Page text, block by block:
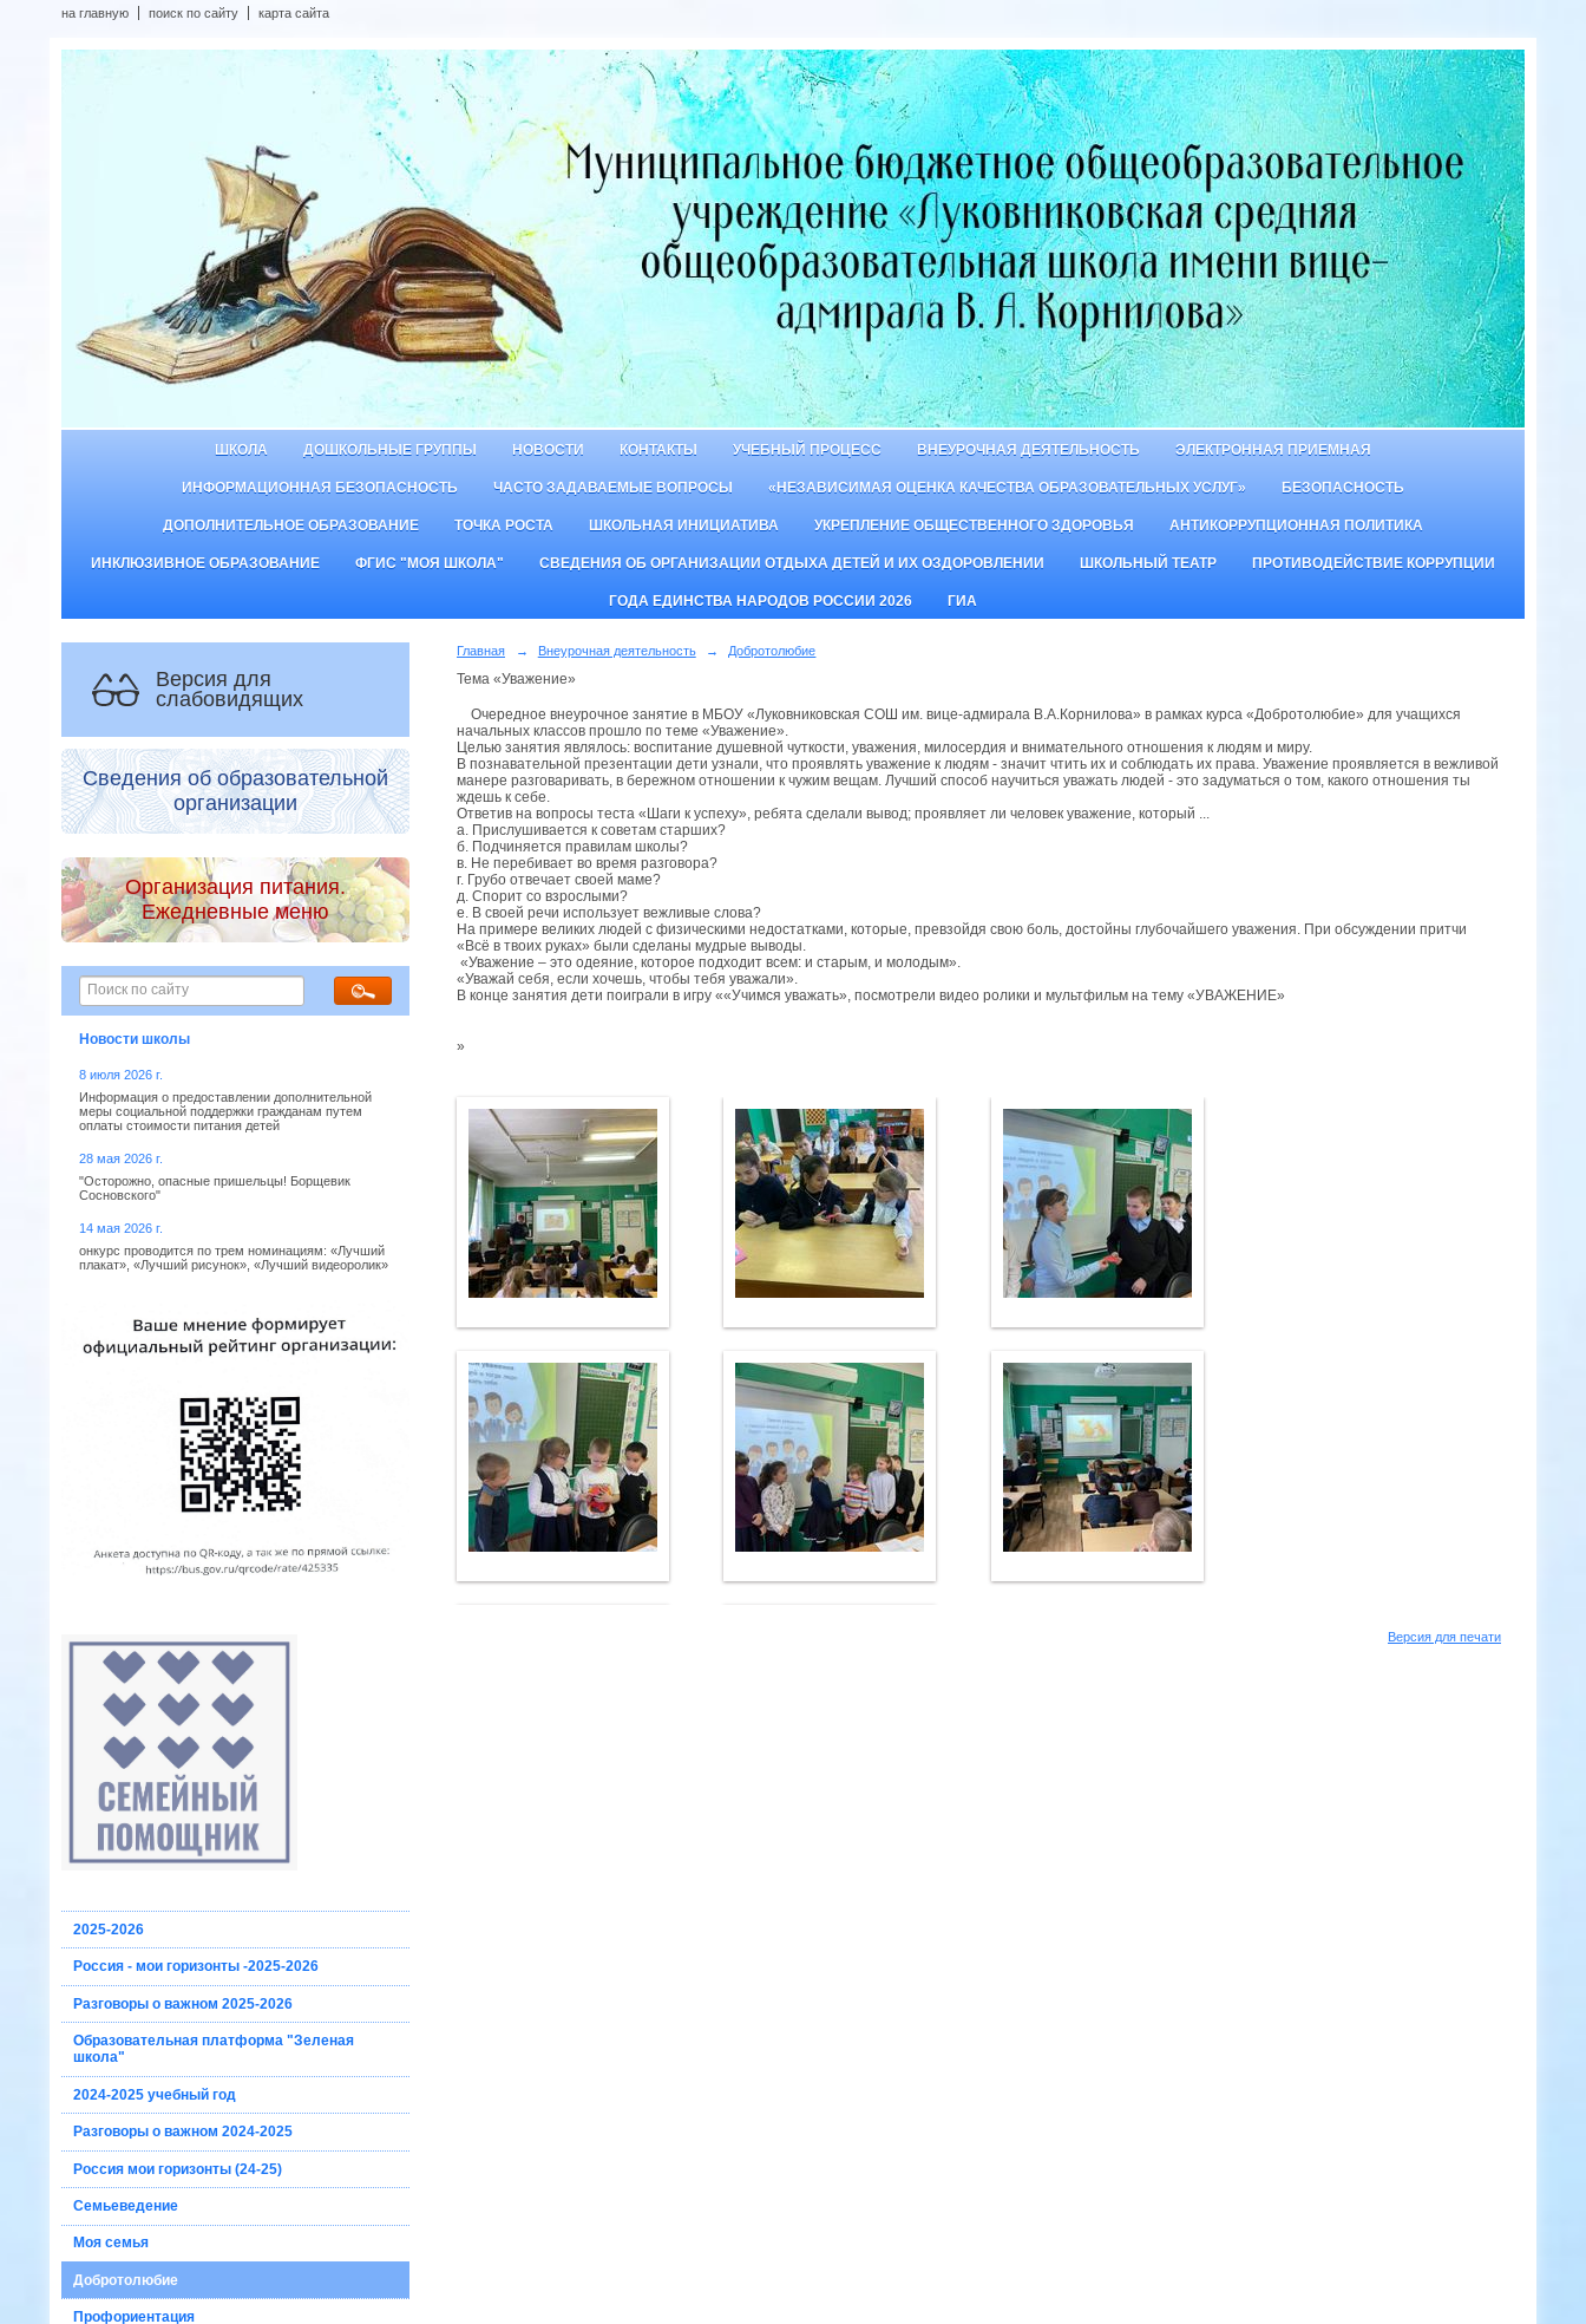
на главную поиск по сайту карта сайта
ШКОЛА ДОШКОЛЬНЫЕ ГРУППЫ НОВОСТИ КОНТАКТЫ УЧЕБНЫЙ ПРОЦЕСС ВНЕУРОЧНАЯ ДЕЯТЕЛЬНОСТЬ ЭЛЕКТРОННАЯ ПРИЕМНАЯ
ИНФОРМАЦИОННАЯ БЕЗОПАСНОСТЬ ЧАСТО ЗАДАВАЕМЫЕ ВОПРОСЫ «НЕЗАВИСИМАЯ ОЦЕНКА КАЧЕСТВА ОБРАЗОВАТЕЛЬНЫХ УСЛУГ» БЕЗОПАСНОСТЬ
ДОПОЛНИТЕЛЬНОЕ ОБРАЗОВАНИЕ ТОЧКА РОСТА ШКОЛЬНАЯ ИНИЦИАТИВА УКРЕПЛЕНИЕ ОБЩЕСТВЕННОГО ЗДОРОВЬЯ АНТИКОРРУПЦИОННАЯ ПОЛИТИКА
ИНКЛЮЗИВНОЕ ОБРАЗОВАНИЕ ФГИС "МОЯ ШКОЛА" СВЕДЕНИЯ ОБ ОРГАНИЗАЦИИ ОТДЫХА ДЕТЕЙ И ИХ ОЗДОРОВЛЕНИИ ШКОЛЬНЫЙ ТЕАТР ПРОТИВОДЕЙСТВИЕ КОРРУПЦИИ
ГОДА ЕДИНСТВА НАРОДОВ РОССИИ 2026 ГИА
Версия для
слабовидящих
Сведения об образовательной
организации
Организация питания.
Ежедневные меню
Новости школы
8 июля 2026 г.
Информация о предоставлении дополнительной
меры социальной поддержки гражданам путем
оплаты стоимости питания детей
28 мая 2026 г.
"Осторожно, опасные пришельцы! Борщевик
Сосновского"
14 мая 2026 г.
онкурс проводится по трем номинациям: «Лучший
плакат», «Лучший рисунок», «Лучший видеоролик»
2025-2026
Россия - мои горизонты -2025-2026
Разговоры о важном 2025-2026
Образовательная платформа "Зеленая
школа"
2024-2025 учебный год
Разговоры о важном 2024-2025
Россия мои горизонты (24-25)
Семьеведение
Моя семья
Добротолюбие
Профориентация
Главная → Внеурочная деятельность → Добротолюбие
Тема «Уважение»
Очередное внеурочное занятие в МБОУ «Луковниковская СОШ им. вице-адмирала В.А.Корнилова» в рамках курса «Добротолюбие» для учащихся
начальных классов прошло по теме «Уважение».
Целью занятия являлось: воспитание душевной чуткости, уважения, милосердия и внимательного отношения к людям и миру.
В познавательной презентации дети узнали, что проявлять уважение к людям - значит чтить их и соблюдать их права. Уважение проявляется в вежливой
манере разговаривать, в бережном отношении к чужим вещам. Лучший способ научиться уважать людей - это задуматься о том, какого отношения ты
ждешь к себе.
Ответив на вопросы теста «Шаги к успеху», ребята сделали вывод; проявляет ли человек уважение, который ...
а. Прислушивается к советам старших?
б. Подчиняется правилам школы?
в. Не перебивает во время разговора?
г. Грубо отвечает своей маме?
д. Спорит со взрослыми?
е. В своей речи использует вежливые слова?
На примере великих людей с физическими недостатками, которые, превзойдя свою боль, достойны глубочайшего уважения. При обсуждении притчи
«Всё в твоих руках» были сделаны мудрые выводы.
«Уважение – это одеяние, которое подходит всем: и старым, и молодым».
«Уважай себя, если хочешь, чтобы тебя уважали».
В конце занятия дети поиграли в игру ««Учимся уважать», посмотрели видео ролики и мультфильм на тему «УВАЖЕНИЕ»
»
Версия для печати